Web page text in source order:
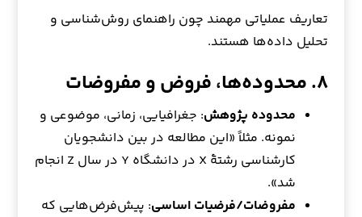
تعاریف عملیاتی مهمند چون راهنمای روش‌شناسی و
تحلیل داده‌ها هستند.
۸. محدوده‌ها، فروض و مفروضات
محدوده پژوهش: جغرافیایی، زمانی، موضوعی و
نمونه. مثلاً «این مطالعه در بین دانشجویان
کارشناسی رشتهٔ X در دانشگاه Y در سال Z انجام
شد».
مفروضات/فرضیات اساسی: پیش‌فرض‌هایی که